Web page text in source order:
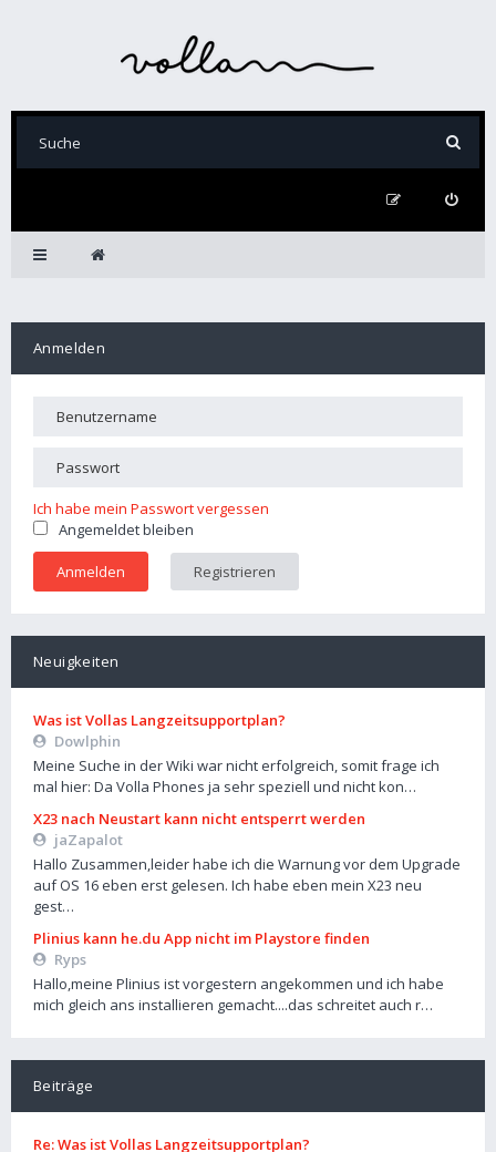
Anmelden
Ich habe mein Passwort vergessen
Angemeldet bleiben
Registrieren
Neuigkeiten
Was ist Vollas Langzeitsupportplan?
Dowlphin
Meine Suche in der Wiki war nicht erfolgreich, somit frage ich
mal hier: Da Volla Phones ja sehr speziell und nicht kon…
X23 nach Neustart kann nicht entsperrt werden
jaZapalot
Hallo Zusammen,leider habe ich die Warnung vor dem Upgrade
auf OS 16 eben erst gelesen. Ich habe eben mein X23 neu
gest…
Plinius kann he.du App nicht im Playstore finden
Ryps
Hallo,meine Plinius ist vorgestern angekommen und ich habe
mich gleich ans installieren gemacht....das schreitet auch r…
Beiträge
Re: Was ist Vollas Langzeitsupportplan?